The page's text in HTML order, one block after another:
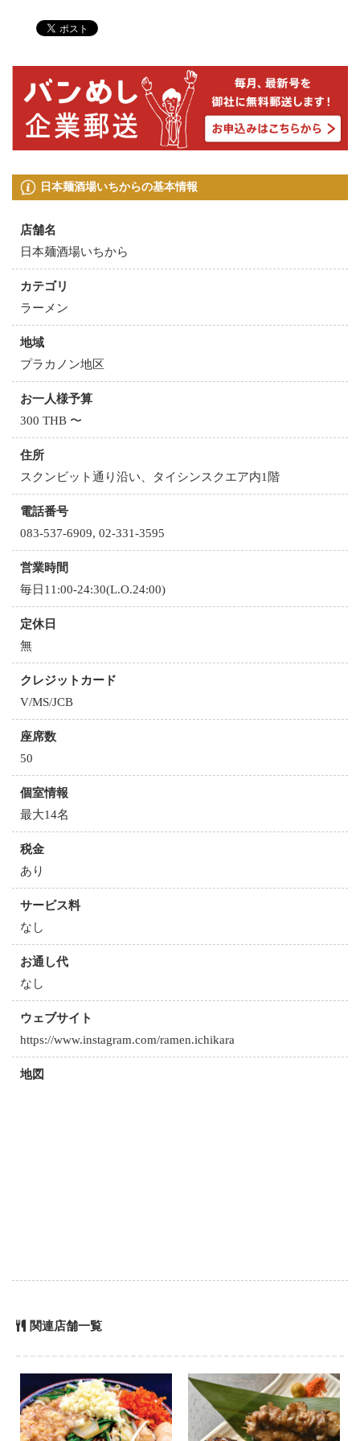
日本麺酒場いちからの基本情報
店舗名
日本麺酒場いちから
カテゴリ
ラーメン
地域
プラカノン地区
お一人様予算
300 THB 〜
住所
スクンビット通り沿い、タイシンスクエア内1階
電話番号
083-537-6909, 02-331-3595
営業時間
毎日11:00-24:30(L.O.24:00)
定休日
無
クレジットカード
V/MS/JCB
座席数
50
個室情報
最大14名
税金
あり
サービス料
なし
お通し代
なし
ウェブサイト
https://www.instagram.com/ramen.ichikara
地図
関連店舗一覧